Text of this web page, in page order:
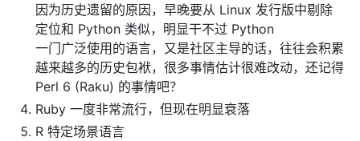
因为历史遗留的原因，早晚要从 Linux 发行版中剔除
定位和 Python 类似，明显干不过 Python
一门广泛使用的语言，又是社区主导的话，往往会积累
越来越多的历史包袱，很多事情估计很难改动，还记得
Perl 6 (Raku) 的事情吧？
Ruby 一度非常流行，但现在明显衰落
R 特定场景语言